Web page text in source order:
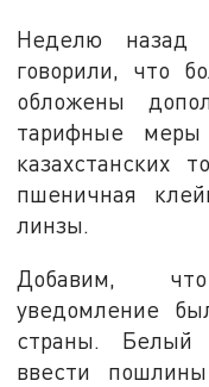
Неделю назад
говорили, что
обложены
тарифные
казахстанских
пшеничная
линзы.
Добавим,
уведомление
страны. Белый
ввести